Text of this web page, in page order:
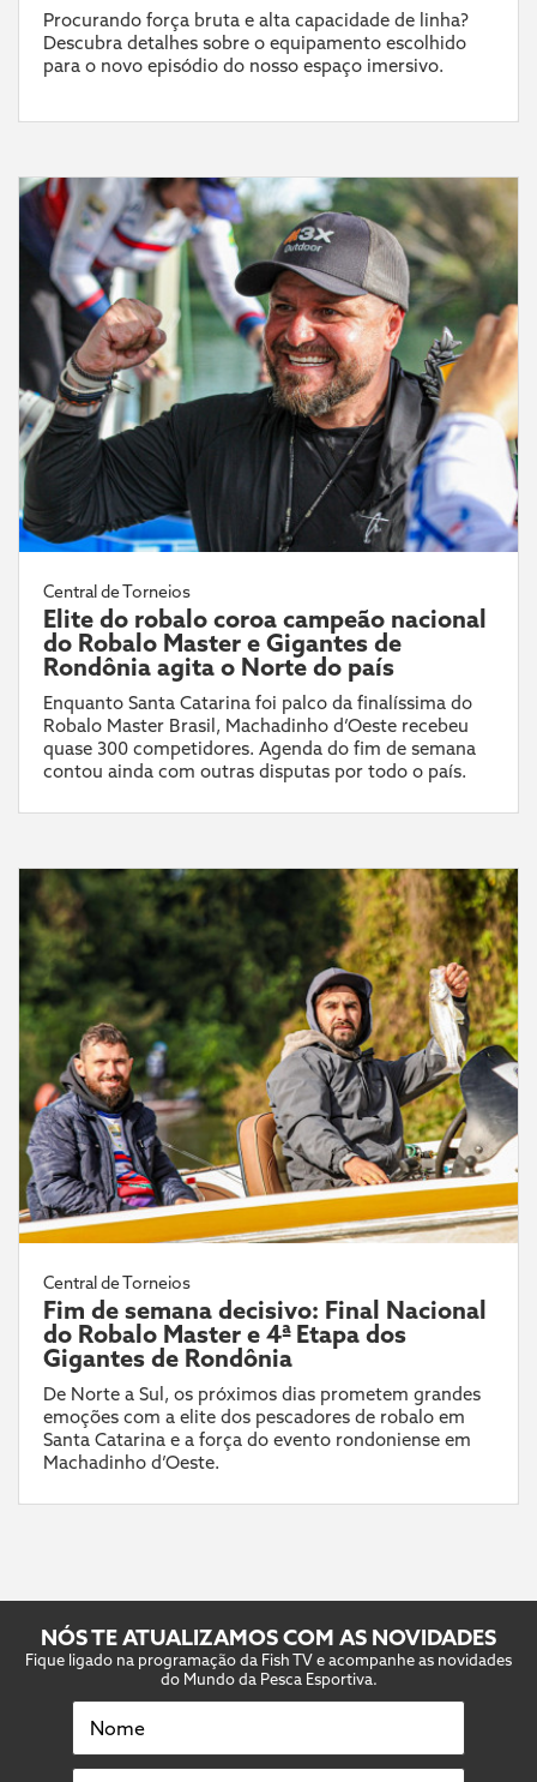
Procurando força bruta e alta capacidade de linha?
Descubra detalhes sobre o equipamento escolhido
para o novo episódio do nosso espaço imersivo.
Central de Torneios
Elite do robalo coroa campeão nacional
do Robalo Master e Gigantes de
Rondônia agita o Norte do país
Enquanto Santa Catarina foi palco da finalíssima do
Robalo Master Brasil, Machadinho d’Oeste recebeu
quase 300 competidores. Agenda do fim de semana
contou ainda com outras disputas por todo o país.
Central de Torneios
Fim de semana decisivo: Final Nacional
do Robalo Master e 4ª Etapa dos
Gigantes de Rondônia
De Norte a Sul, os próximos dias prometem grandes
emoções com a elite dos pescadores de robalo em
Santa Catarina e a força do evento rondoniense em
Machadinho d’Oeste.
NÓS TE ATUALIZAMOS COM AS NOVIDADES
Fique ligado na programação da Fish TV e acompanhe as novidades
do Mundo da Pesca Esportiva.
Nome